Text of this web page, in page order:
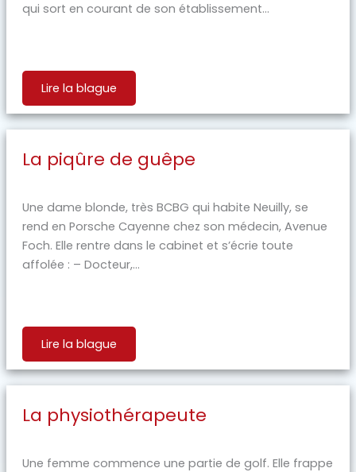
qui sort en courant de son établissement...
Lire la blague
La piqûre de guêpe
Une dame blonde, très BCBG qui habite Neuilly, se
rend en Porsche Cayenne chez son médecin, Avenue
Foch. Elle rentre dans le cabinet et s’écrie toute
affolée : – Docteur,...
Lire la blague
La physiothérapeute
Une femme commence une partie de golf. Elle frappe